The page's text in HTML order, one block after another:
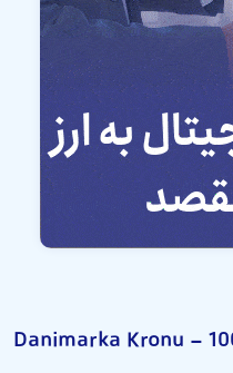
Danimarka Kronu -